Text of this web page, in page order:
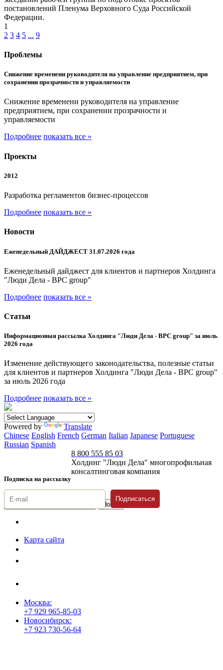
постановлений Пленума Верховного Суда Российской
Федерации.
1
2 3 4 5 ... 9
Проблемы
Снижение временени руководителя на управление предприятием, при
сохранении прозрачности и управляемости
Снижение временени руководителя на управление
предприятием, при сохранении прозрачности и
управляемости
Подробнее показать все »
Проекты
2012
Разработка регламентов бизнес-процессов
Подробнее показать все »
Новости
Еженедельный ДАЙДЖЕСТ 31.07.2026 года
Еженедельный дайджест для клиентов и партнеров Холдинга
"Люди Дела - BPC group"
Подробнее показать все »
Статьи
Информационная рассылка Холдинга "Люди Дела - BPC group" за июль
2026 года
Изменение действующего законодательства, полезные статьи
для клиентов и партнеров Холдинга "Люди Дела - BPC group"
за июль 2026 года
Подробнее показать все »
Powered by
Translate
Chinese English French German Italian Japanese Portuguese
Russian Spanish
Подписка на рассылку
8 800 555 85 03
Холдинг "Люди Дела" многопрофильная
консалтинговая компания
Подписаться
Карта сайта
Москва:
+7 929 965-85-03
Новосибирск:
+7 923 730-56-64